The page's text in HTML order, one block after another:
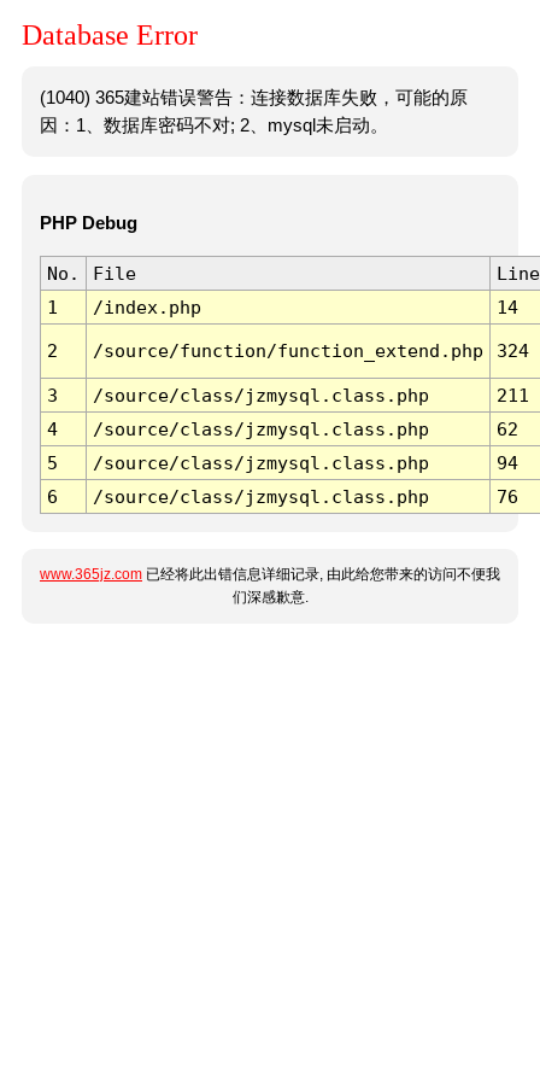
Database Error
(1040) 365建站错误警告：连接数据库失败，可能的原
因：1、数据库密码不对; 2、mysql未启动。
PHP Debug
No. File
Line
1
/index.php 14
2 /source/function/function_extend.php 324
3 /source/class/jzmysql.class.php
211
4
/source/class/jzmysql.class.php
62
5
/source/class/jzmysql.class.php
94
6
/source/class/jzmysql.class.php 76
www.365jz.com 已经将此出错信息详细记录, 由此给您带来的访问不便我
们深感歉意.